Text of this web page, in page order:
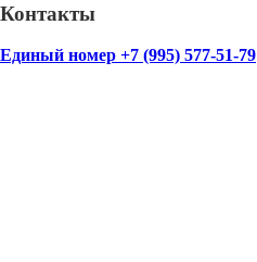
Контакты
Единый номер +7 (995) 577-51-79